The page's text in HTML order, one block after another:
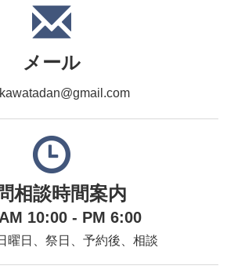
メール
相談時間案内
10:00 - PM 6:00
曜日、祭日、予約後、相談